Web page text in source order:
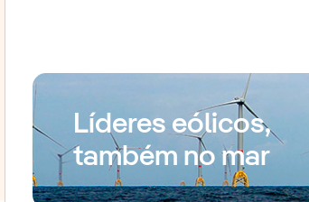
Líderes eólicos,
também no mar